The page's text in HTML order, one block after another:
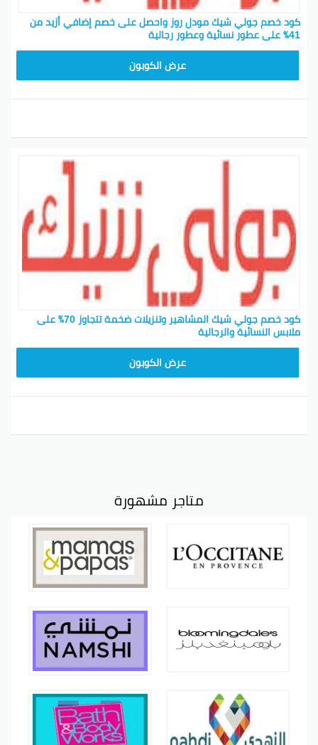
كود خصم جولي شيك مودل روز واحصل على خصم إضافي أزيد من
41٪ على عطور نسائية وعطور رجالية
عرض الكوبون
كود خصم جولي شيك المشاهير وتنزيلات ضخمة تتجاوز 70٪ على
ملابس النسائية والرجالية
عرض الكوبون
متاجر مشهورة